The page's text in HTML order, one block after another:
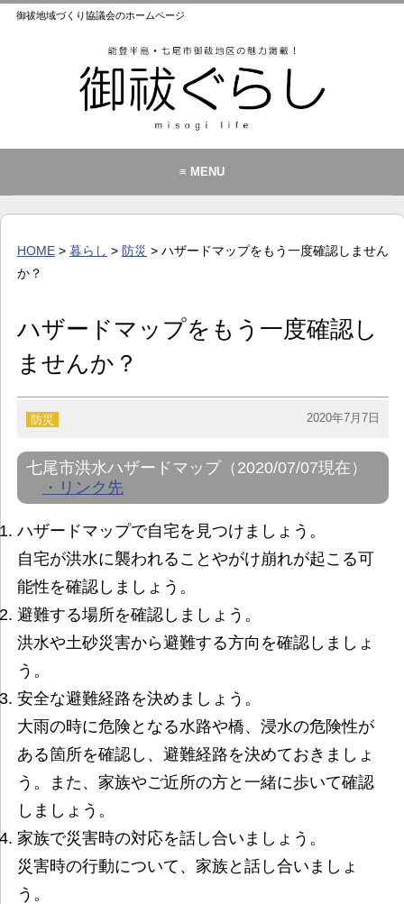
御祓地域づくり協議会のホームページ
≡ MENU
暮らし
HOME> 暮らし > 防災 > ハザードマップをもう一度確認しません
か？
ハザードマップをもう一度確認し
ませんか？
防災 2020年7月7日
七尾市洪水ハザードマップ（2020/07/07現在）
・リンク先
ハザードマップで自宅を見つけましょう。
自宅が洪水に襲われることやがけ崩れが起こる可
能性を確認しましょう。
避難する場所を確認しましょう。
洪水や土砂災害から避難する方向を確認しましょ
う。
安全な避難経路を決めましょう。
大雨の時に危険となる水路や橋、浸水の危険性が
ある箇所を確認し、避難経路を決めておきましょ
う。また、家族やご近所の方と一緒に歩いて確認
しましょう。
家族で災害時の対応を話し合いましょう。
災害時の行動について、家族と話し合いましょ
う。